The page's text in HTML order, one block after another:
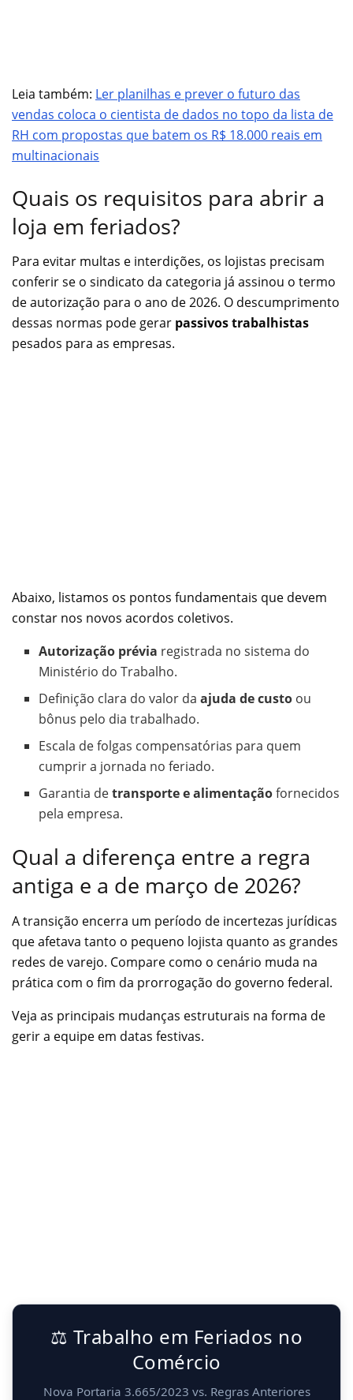
Leia também: Ler planilhas e prever o futuro das
vendas coloca o cientista de dados no topo da lista de
RH com propostas que batem os R$ 18.000 reais em
multinacionais
Quais os requisitos para abrir a
loja em feriados?
Para evitar multas e interdições, os lojistas precisam
conferir se o sindicato da categoria já assinou o termo
de autorização para o ano de 2026. O descumprimento
dessas normas pode gerar passivos trabalhistas
pesados para as empresas.
Abaixo, listamos os pontos fundamentais que devem
constar nos novos acordos coletivos.
Autorização prévia registrada no sistema do
Ministério do Trabalho.
Definição clara do valor daajuda de custo ou
bônus pelo dia trabalhado.
Escala de folgas compensatórias para quem
cumprir a jornada no feriado.
Garantia detransporte e alimentaçãofornecidos
pela empresa.
Qual a diferença entre a regra
antiga e a de março de 2026?
A transição encerra um período de incertezas jurídicas
que afetava tanto o pequeno lojista quanto as grandes
redes de varejo. Compare como o cenário muda na
prática com o fim da prorrogação do governo federal.
Veja as principais mudanças estruturais na forma de
gerir a equipe em datas festivas.
⚖️ Trabalho em Feriados no
Comércio
Nova Portaria 3.665/2023 vs. Regras Anteriores